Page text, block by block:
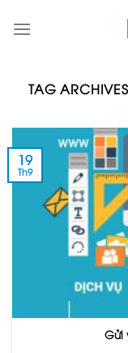
TAG
Gửi
19
Th9